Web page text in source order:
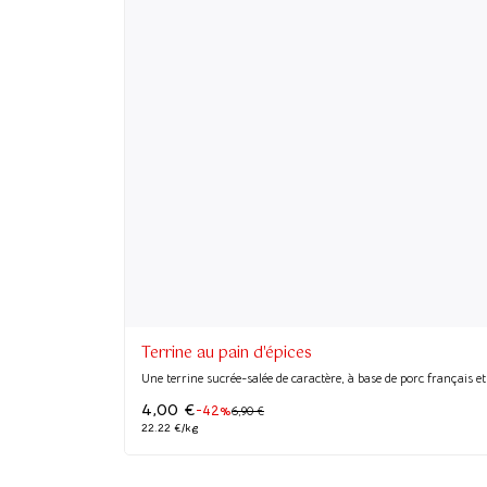
Terrine au pain d'épices
Une terrine sucrée-salée de caractère, à base de porc français et
-42%6,90€
4,00 €
22.22 €/kg